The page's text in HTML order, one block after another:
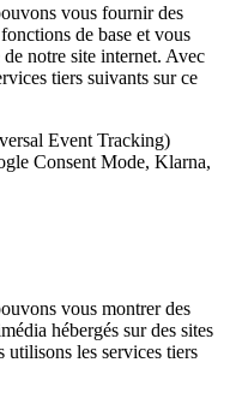
vous fournir des
de base et vous
notre site internet. Avec
tiers suivants sur ce
Event Tracking)
Consent Mode, Klarna,
vous montrer des
hébergés sur des sites
utilisons les services tiers